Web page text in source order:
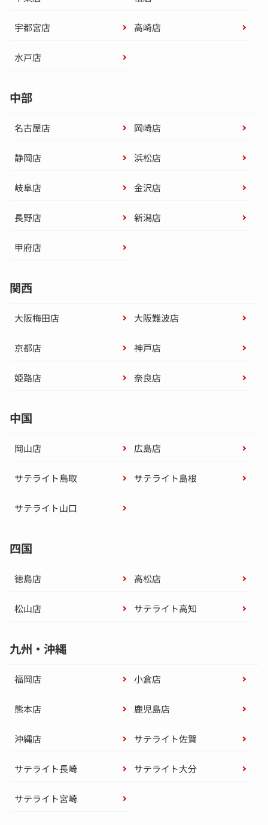
宇都宮店 高崎店
水戸店
中部
名古屋店 岡崎店
静岡店 浜松店
岐阜店 金沢店
長野店 新潟店
甲府店
関西
大阪梅田店 大阪難波店
京都店 神戸店
姫路店 奈良店
中国
岡山店 広島店
サテライト鳥取 サテライト島根
サテライト山口
四国
徳島店 高松店
松山店 サテライト高知
九州・沖縄
福岡店 小倉店
熊本店 鹿児島店
沖縄店 サテライト佐賀
サテライト長崎 サテライト大分
サテライト宮崎